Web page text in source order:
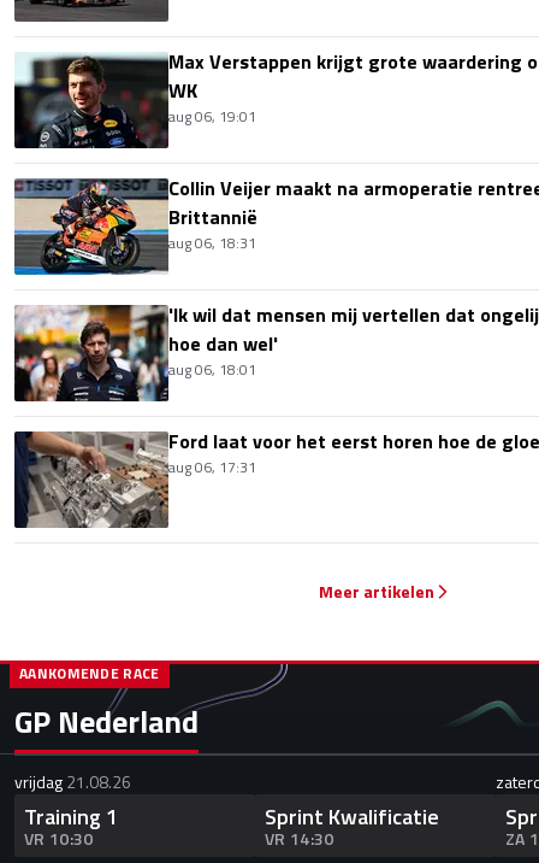
Max Verstappen krijgt grote waardering
WK
aug 06, 19:01
Collin Veijer maakt na armoperatie
Brittannië
aug 06, 18:31
'Ik wil dat mensen mij vertellen dat
hoe dan wel'
aug 06, 18:01
Ford laat voor het eerst horen hoe de
aug 06, 17:31
Meer artikelen
GP Nederland
AANKOMENDE RACE
vrijdag21.08.26
Training 1
VR 10:30
Sprint Kwalificatie
VR 14:30 ZA